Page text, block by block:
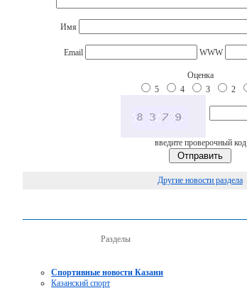
Имя
Email WWW
Оценка
5
4 3 2
введите проверочный код
Другие новости раздела
Разделы
Спортивные новости Казани
Казанский спорт